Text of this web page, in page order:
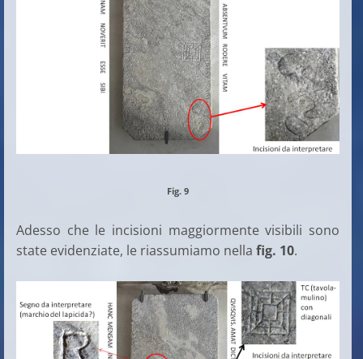
Fig. 9
Adesso che le incisioni maggiormente visibili sono
state evidenziate, le riassumiamo nella fig. 10.